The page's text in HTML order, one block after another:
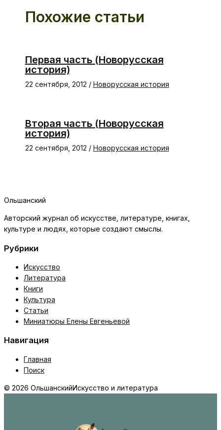
Похожие статьи
Первая часть (Новорусская
история)
22 сентября, 2012 / Новорусская история
Вторая часть (Новорусская
история)
22 сентября, 2012 / Новорусская история
Ольшанский
Авторский журнал об искусстве, литературе, книгах,
культуре и людях, которые создают смыслы.
Рубрики
Искусство
Литература
Книги
Культура
Статьи
Миниатюры Елены Евгеньевой
Навигация
Главная
Поиск
© 2026 ОльшанскийИскусство и литература